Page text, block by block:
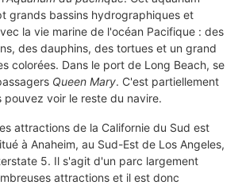
grands bassins hydrographiques et
la vie marine de l'océan Pacifique : des
des dauphins, des tortues et un grand
colorées. Dans le port de Long Beach, se
Queen Mary. C'est partiellement
pouvez voir le reste du navire.
attractions de la Californie du Sud est
à Anaheim, au Sud-Est de Los Angeles,
5. Il s'agit d'un parc largement
attractions et il est donc